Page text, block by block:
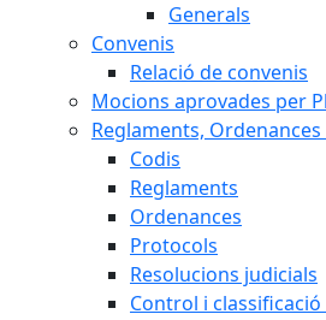
Generals
Convenis
Relació de convenis
Mocions aprovades per
Reglaments,
Codis
Reglaments
Ordenances
Protocols
Resolucions judicials
Control i